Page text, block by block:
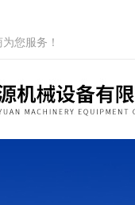
您服务！